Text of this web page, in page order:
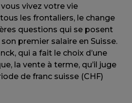
vivez votre vie
les frontaliers, le change
questions qui se posent
son premier salaire en Suisse.
qui a fait le choix d’une
la vente à terme, qu’il juge
de franc suisse (CHF)